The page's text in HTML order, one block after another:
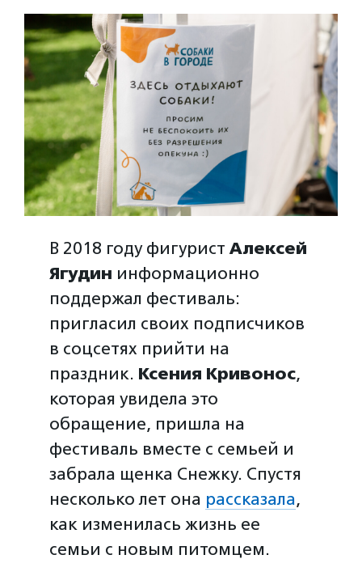
В 2018 году фигуристАлексей
Ягудин информационно
поддержал фестиваль:
пригласил своих подписчиков
в соцсетях прийти на
праздник. Ксения Кривонос,
которая увидела это
обращение, пришла на
фестиваль вместе с семьей и
забрала щенка Снежку. Спустя
несколько лет она рассказала,
как изменилась жизнь ее
семьи с новым питомцем.